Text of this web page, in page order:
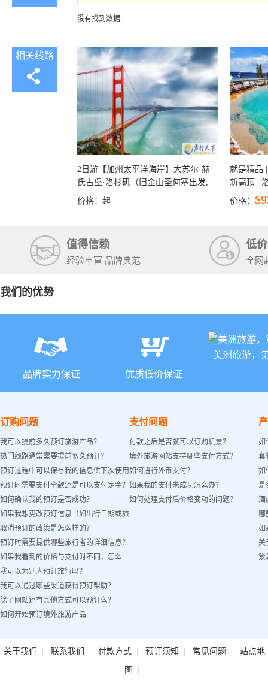
没有找到数据.
相关线路
2日游【加州太平洋海岸】大苏尔·赫
氏古堡·洛杉矶（旧金山圣何塞出发,
洛杉矶结束）
价格： 起
就是精品
新高顶 |
彩穴+马
价格：
值得信赖
经验丰富 品牌典范
低
全网
我们的优势
品牌实力保证 优质低价保证
美洲旅游，
订购问题
我可以提前多久预订旅游产品？
热门线路通常需要提前多久预订？
预订过程中可以保存我的信息供下次使用
吗？
预订时需要支付全款还是可以支付定金？
如何确认我的预订是否成功？
如果我想更改预订信息（如出行日期或旅
客姓名）怎么办？
取消预订的政策是怎么样的？
预订时需要提供哪些旅行者的详细信息？
如果我看到的价格与支付时不同，怎么
办？
我可以为别人预订旅行吗？
我可以通过哪些渠道获得预订帮助？
除了网站还有其他方式可以预订么？
如何开始预订境外旅游产品
支付问题
付款之后是否就可以订购机票？
境外旅游网站支持哪些支付方式？
如何进行外币支付？
如果我的支付未成功怎么办？
如何处理支付后价格变动的问题？
如
套
如
是
酒
哪
如
关
紧
关于我们 | 联系我们 | 付款方式| 预订须知 | 常见问题| 站点地
图 |